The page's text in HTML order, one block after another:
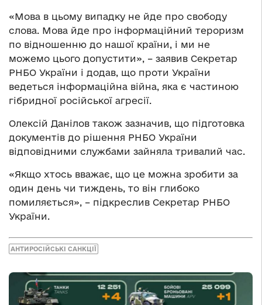
«Мова в цьому випадку не йде про свободу
слова. Мова йде про інформаційний тероризм
по відношенню до нашої країни, і ми не
можемо цього допустити», – заявив Секретар
РНБО України і додав, що проти України
ведеться інформаційна війна, яка є частиною
гібридної російської агресії.
Олексій Данілов також зазначив, що підготовка
документів до рішення РНБО України
відповідними службами зайняла тривалий час.
«Якщо хтось вважає, що це можна зробити за
один день чи тиждень, то він глибоко
помиляється», – підкреслив Секретар РНБО
України.
АНТИРОСІЙСЬКІ САНКЦІЇ